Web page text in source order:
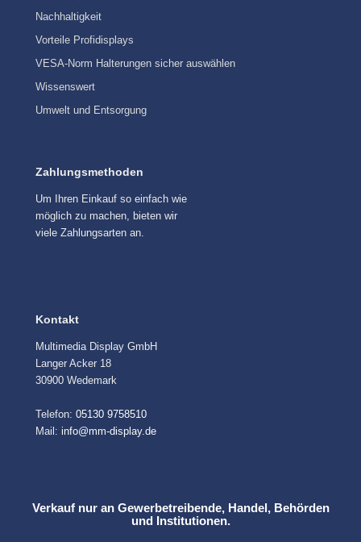
Nachhaltigkeit
Vorteile Profidisplays
VESA-Norm Halterungen sicher auswählen
Wissenswert
Umwelt und Entsorgung
Zahlungsmethoden
Um Ihren Einkauf so einfach wie
möglich zu machen, bieten wir
viele Zahlungsarten an.
Kontakt
Multimedia Display GmbH
Langer Acker 18
30900 Wedemark
Telefon: 05130 9758510
Mail: info@mm-display.de
Verkauf nur an Gewerbetreibende, Handel, Behörden
und Institutionen.